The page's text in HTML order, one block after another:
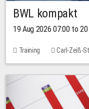
BWL kompakt
19 Aug 2026 07:00 to
Training Carl-Zeiß-